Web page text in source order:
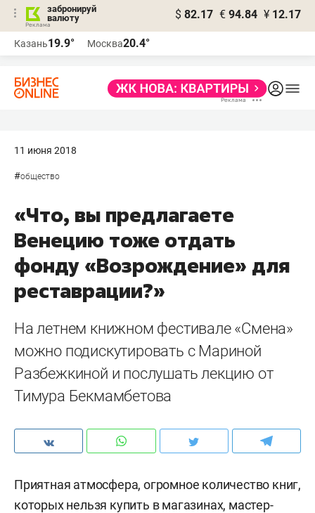
забронируй
валюту
$ 82.17 € 94.84 ¥ 12.17
Казань19.9° Москва20.4°
11 июня 2018
#общество
«Что, вы предлагаете
Венецию тоже отдать
фонду «Возрождение» для
реставрации?»
На летнем книжном фестивале «Смена»
можно подискутировать с Мариной
Разбежкиной и послушать лекцию от
Тимура Бекмамбетова
Приятная атмосфера, огромное количество книг,
которых нельзя купить в магазинах, мастер-